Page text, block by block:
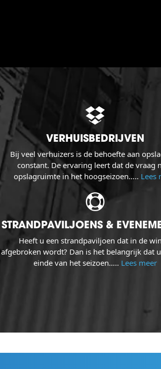
VERHUISBEDRIJVEN
Bij veel verhuizers is de behoefte aan
constant. De ervaring leert dat de vraag
opslagruimte in het hoogseizoen….. Lees
STRANDPAVILJOENS &
Heeft u een strandpaviljoen dat in de
afgebroken wordt? Dan is het belangrijk dat
einde van het seizoen….. Lees meer